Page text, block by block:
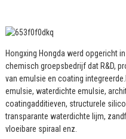
Hongxing Hongda werd opgericht
chemisch groepsbedrijf dat R&D,
van emulsie en coating integreerde.
emulsie, waterdichte emulsie,
coatingadditieven, structurele
transparante waterdichte lijm,
vloeibare spiraal enz.